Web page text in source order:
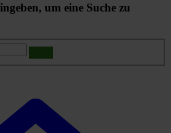
um eine Suche zu